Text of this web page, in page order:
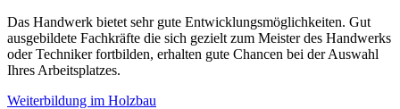
Das Handwerk bietet sehr gute Entwicklungsmöglichkeiten. Gut
ausgebildete Fachkräfte die sich gezielt zum Meister des Handwerks
oder Techniker fortbilden, erhalten gute Chancen bei der Auswahl
Ihres Arbeitsplatzes.
Weiterbildung im Holzbau